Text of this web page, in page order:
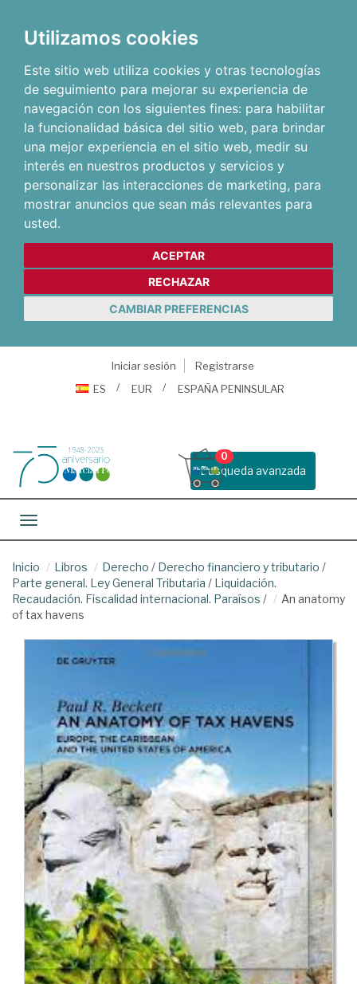
Utilizamos cookies
Este sitio web utiliza cookies y otras tecnologías
de seguimiento para mejorar su experiencia de
navegación con los siguientes fines: para habilitar
la funcionalidad básica del sitio web, para brindar
una mejor experiencia en el sitio web, medir su
interés en nuestros productos y servicios y
personalizar las interacciones de marketing, para
mostrar anuncios que sean más relevantes para
usted.
ACEPTAR
RECHAZAR
CAMBIAR PREFERENCIAS
Iniciar sesión
Registrarse
ES
EUR ESPAÑA PENINSULAR
Busqueda avanzada
0
Toggle navigation
Inicio Libros Derecho / Derecho financiero y tributario /
Parte general. Ley General Tributaria / Liquidación.
Recaudación. Fiscalidad internacional. Paraísos /
An anatomy
of tax havens